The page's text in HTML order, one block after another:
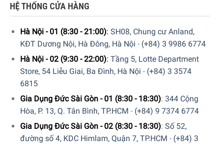
Thay vì chỉ sử dụng được một mặt như những chiếc thớt
với thiết kế để người tiêu dùng có thể sử dụng được cả hai
mặt với chức năng tương đương nhau, mặt thớt thân thiện
với hầu hết tất cả các lưỡi dao. Đồng thời ở các mặt của
mỗi thớt đều có các đế chống trượt, đặc điểm này giúp
thớt bám chắc mặt sàn tránh bị trơn trượt trong quá trình
sử dụng.
HỆ THỐNG CỬA HÀNG
Hà Nội - 01 (8:30 - 21:00): SH08, Chung cư Anland,
KĐT Dương Nội, Hà Đông, Hà Nội - (+84) 3 9986 6774
Hà Nội - 02 (9:30 - 22:00): Tầng 5, Lotte Department
Store, 54 Liễu Giai, Ba Đình, Hà Nội - (+84) 3 3574
6815
Gia Dụng Đức Sài Gòn - 01 (8:30 - 18:30): 344 Cộng
Hòa, P. 13, Q. Tân Bình, TP.HCM - (+84) 9 7374 6774
Gia Dụng Đức Sài Gòn - 02 (8:30 - 18:30): Số 52,
đường số 4, KDC Himlam, Quận 7, TP.HCM - (+84) 3